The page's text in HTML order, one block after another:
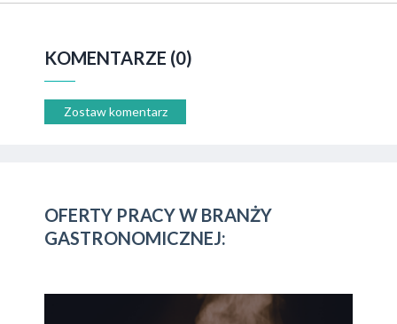
KOMENTARZE (0)
Zostaw komentarz
OFERTY PRACY W BRANŻY
GASTRONOMICZNEJ: